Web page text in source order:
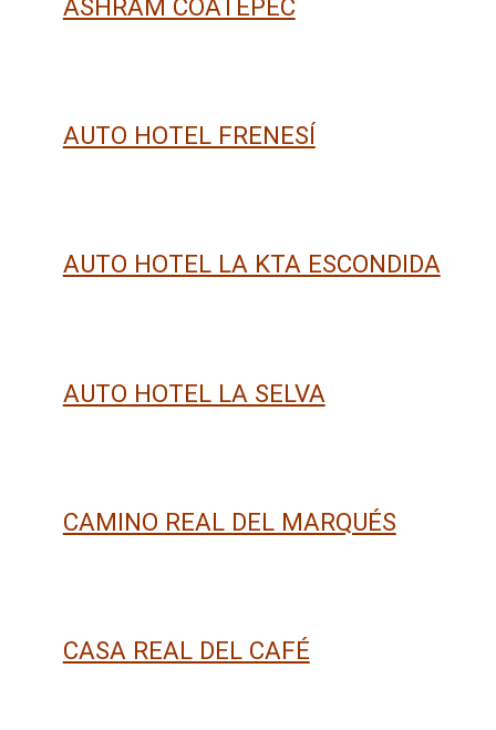
ASHRAM COATEPEC
AUTO HOTEL FRENESÍ
AUTO HOTEL LA KTA ESCONDIDA
AUTO HOTEL LA SELVA
CAMINO REAL DEL MARQUÉS
CASA REAL DEL CAFÉ